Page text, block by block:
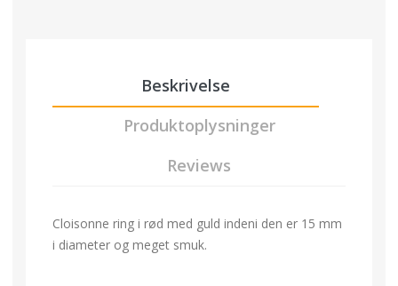
Beskrivelse
Produktoplysninger
Reviews
Cloisonne ring i rød med guld indeni den er 15 mm
i diameter og meget smuk.